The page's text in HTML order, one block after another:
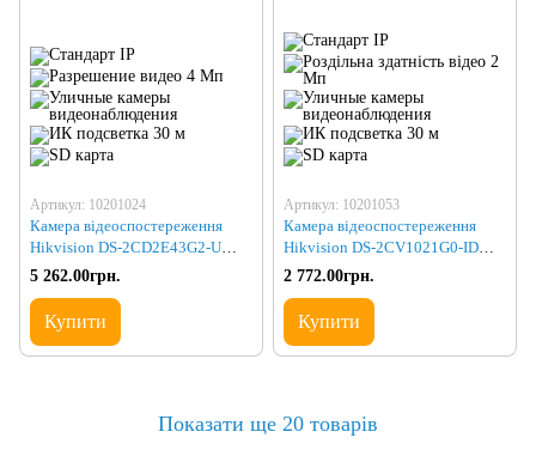
Артикул: 10201024
Камера відеоспостереження
Hikvision DS-2CD2E43G2-U
(2.8)
5 262.00грн.
Купити
Артикул: 10201053
Камера відеоспостереження
Hikvision DS-2CV1021G0-IDW1
(2.8)
2 772.00грн.
Купити
Показати ще 20 товарів